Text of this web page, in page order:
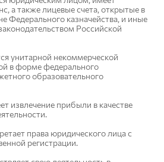
а также лицевые счета, открытые в
Федерального казначейства, и иные
Российской
унитарной некоммерческой
в форме федерального
образовательного
извлечение прибыли в качестве
права юридического лица с
регистрации.